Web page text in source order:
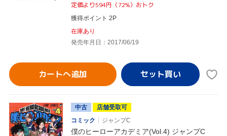
定価より594円（72%）おトク
獲得ポイント 2P
在庫あり
発売年月日：2017/06/19
カートへ追加
中古
店舗受取可
コミック
ジャンプC
僕のヒーローアカデミア(Vol.4) ジャンプC